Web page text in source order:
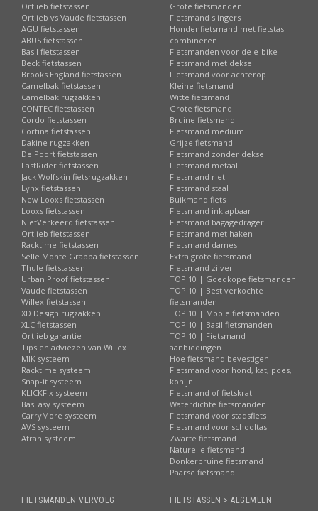
Ortlieb fietstassen
Ortlieb vs Vaude fietstassen
AGU fietstassen
ABUS fietstassen
Basil fietstassen
Beck fietstassen
Brooks England fietstassen
Camelbak fietstassen
Camelbak rugzakken
CONTEC fietstassen
Cordo fietstassen
Cortina fietstassen
Dakine rugzakken
De Poort fietstassen
FastRider fietstassen
Jack Wolfskin fietsrugzakken
Lynx fietstassen
New Looxs fietstassen
Looxs fietstassen
NietVerkeerd fietstassen
Ortlieb fietstassen
Racktime fietstassen
Selle Monte Grappa fietstassen
Thule fietstassen
Urban Proof fietstassen
Vaude fietstassen
Willex fietstassen
XD Design rugzakken
XLC fietstassen
Ortlieb garantie
Tips en adviezen van Willex
MIK systeem
Racktime systeem
Snap-it systeem
KLICKFix systeem
BasEasy systeem
CarryMore systeem
AVS systeem
Atran systeem
Grote fietsmanden
Fietsmand slingers
Hondenfietsmand met fietstas
combineren
Fietsmanden voor de e-bike
Fietsmand met deksel
Fietsmand voor achterop
Kleine fietsmand
Witte fietsmand
Grote fietsmand
Bruine fietsmand
Fietsmand medium
Grijze fietsmand
Fietsmand zonder deksel
Fietsmand metaal
Fietsmand riet
Fietsmand staal
Buikmand fiets
Fietsmand inklapbaar
Fietsmand bagagedrager
Fietsmand met haken
Fietsmand dames
Extra grote fietsmand
Fietsmand zilver
TOP 10 | Goedkope fietsmanden
TOP 10 | Best verkochte
fietsmanden
TOP 10 | Mooie fietsmanden
TOP 10 | Basil fietsmanden
TOP 10 | Fietsmand
aanbiedingen
Hoe fietsmand bevestigen
Fietsmand voor hond, kat, poes,
konijn
Fietsmand of fietskrat
Waterdichte fietsmanden
Fietsmand voor stadsfiets
Fietsmand voor schooltas
Zwarte fietsmand
Naturelle fietsmand
Donkerbruine fietsmand
Paarse fietsmand
FIETSMANDEN VERVOLG FIETSTASSEN > ALGEMEEN